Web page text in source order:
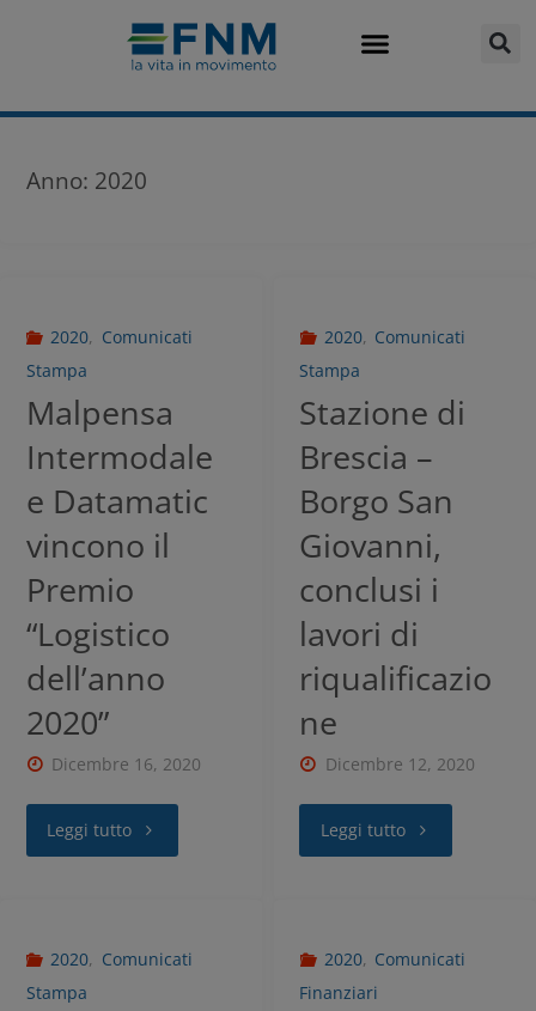
Anno: 2020
2020, Comunicati
Stampa
Malpensa
Intermodale
e Datamatic
vincono il
Premio
“Logistico
dell’anno
2020”
Dicembre 16, 2020
Leggi tutto
2020, Comunicati
Stampa
Stazione di
Brescia –
Borgo San
Giovanni,
conclusi i
lavori di
riqualificazio
ne
Dicembre 12, 2020
Leggi tutto
2020, Comunicati
Stampa
2020, Comunicati
Finanziari